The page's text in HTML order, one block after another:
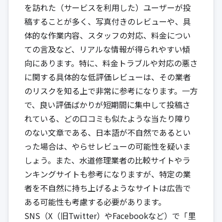
を訪れた（サービスを利用した）ユーザーが投
稿することが多く、写真付きのレビューや、具
体的な作業内容、スタッフの対応、料金につい
ての言及など、リアルな情報が得られやすい傾
向にあります。特に、料金トラブルや対応の悪さ
に関する具体的な低評価レビューは、その業者
のリスクを知る上で非常に参考になります。一方
で、良い評価ばかりが短期間に集中して投稿さ
れている、どの口コミも似たような当たり障り
のない文章である、日本語が不自然であるとい
った場合は、やらせレビューの可能性を疑いま
しょう。また、水道修理業者の比較サイトやラ
ンキングサイトも参考になりますが、特定の業
者を不自然に持ち上げるようなサイトは広告で
ある可能性も考慮する必要があります。
SNS（X（旧Twitter）やFacebookなど）で「里